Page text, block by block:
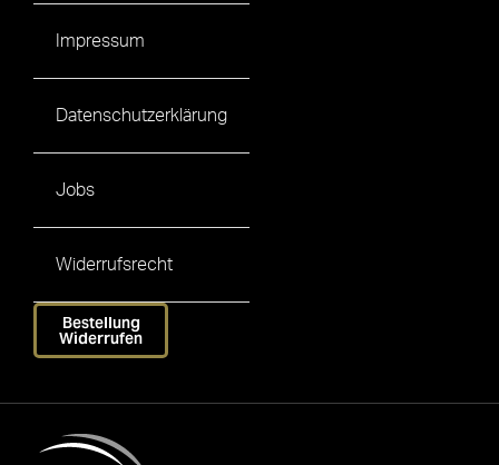
Impressum
Datenschutzerklärung
Jobs
Widerrufsrecht
Bestellung
Widerrufen